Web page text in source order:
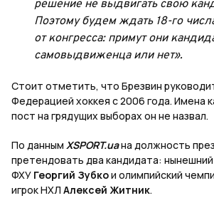
решение не выдвигать свою
Поэтому будем ждать 18-го
от конгресса: примут они
самовыдвиженца или нет».
Стоит отметить, что Брезвин
Федерацией хоккея с 2006 года. Имена
пост на грядущих выборах он не назвал.
По данным XSPORT.uaна должность
претендовать два кандидата:
ФХУ Георгий Зубкои олимпийский
игрок НХЛ Алексей Житник.